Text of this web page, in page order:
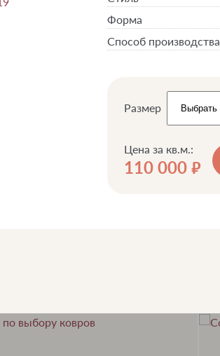
Форма
Способ производства
Размер
Цена за кв.м.:
110 000 руб.